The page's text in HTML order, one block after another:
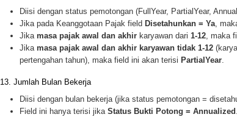
Diisi dengan status pemotongan (FullYear, PartialYear,
Jika pada Keanggotaan Pajak field Disetahunkan = Ya,
Jika masa pajak awal dan akhirkaryawan dari 1-12, maka
Jika masa pajak awal dan akhir karyawan tidak 1-12
pertengahan tahun), maka field ini akan terisi PartialYear.
13. Jumlah Bulan Bekerja
Diisi dengan bulan bekerja (jika status pemotongan =
Field ini hanya terisi jika Status Bukti Potong = Annualized